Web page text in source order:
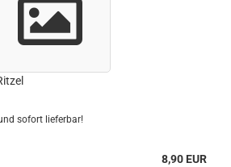
sofort lieferbar!
8,90 EUR